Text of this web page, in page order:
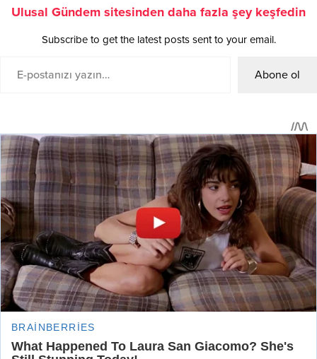
Ulusal Gündem sitesinden daha fazla şey keşfedin
Subscribe to get the latest posts sent to your email.
Abone ol